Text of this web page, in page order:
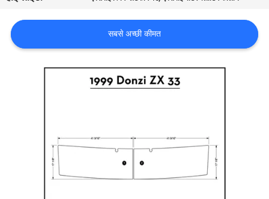
कारखाना
सबसे अच्छी कीमत